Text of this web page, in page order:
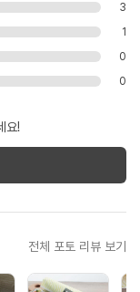
3
1
0
0
요!
전체 포토 리뷰 보기